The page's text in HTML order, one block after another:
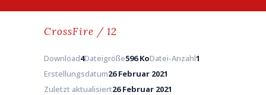
CrossFire / 12
Download4Dateigröße596 KoDatei-Anzahl1
Erstellungsdatum26 Februar 2021
Zuletzt aktualisiert26 Februar 2021